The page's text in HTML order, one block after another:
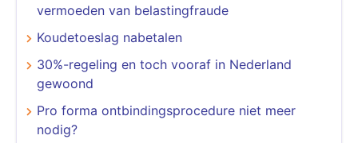
vermoeden van belastingfraude
Koudetoeslag nabetalen
30%-regeling en toch vooraf in Nederland
gewoond
Pro forma ontbindingsprocedure niet meer
nodig?